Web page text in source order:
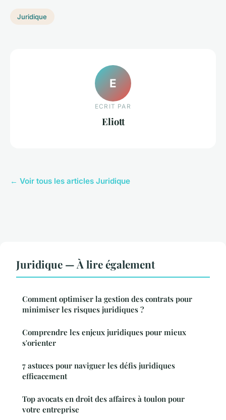
Juridique
E
ECRIT PAR
Eliott
← Voir tous les articles Juridique
Juridique — À lire également
Comment optimiser la gestion des contrats pour
minimiser les risques juridiques ?
Comprendre les enjeux juridiques pour mieux
s'orienter
7 astuces pour naviguer les défis juridiques
efficacement
Top avocats en droit des affaires à toulon pour
votre entreprise